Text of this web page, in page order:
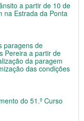
a partir de 10 de
na Estrada da Ponta
paragens de
Pereira a partir de
da paragem
das condições
do 51.º Curso